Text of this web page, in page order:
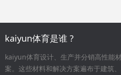
kaiyun体育是谁 ?
kaiyun体育设计、生产并分销高性能
案。这些材料和解决方案遍布于建筑